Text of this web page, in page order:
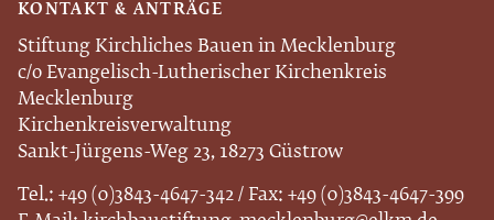
KONTAKT & ANTRÄGE
Stiftung Kirchliches Bauen in Mecklenburg
c/o Evangelisch-Lutherischer Kirchenkreis
Mecklenburg
Kirchenkreisverwaltung
Sankt-Jürgens-Weg 23, 18273 Güstrow
Tel.: +49 (0)3843-4647-342 / Fax: +49 (0)3843-4647-399